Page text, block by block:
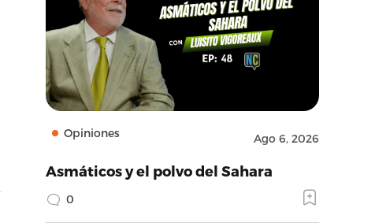
Opiniones Ago 6, 2026
Asmáticos y el polvo del Sahara
0